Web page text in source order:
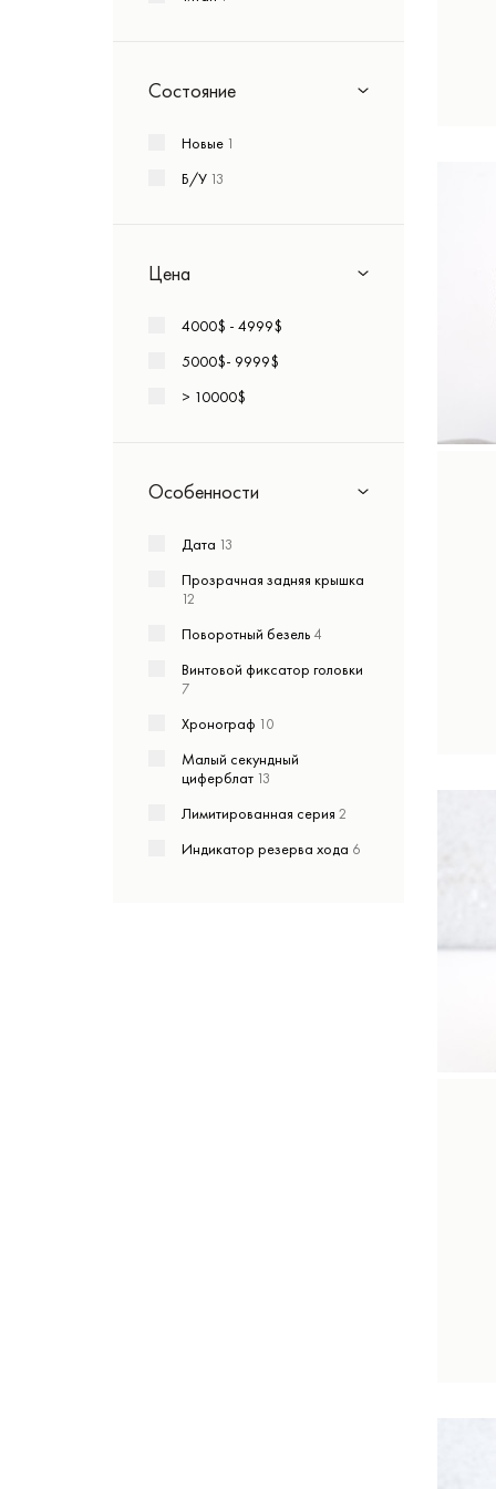
Vacheron Constantin
Состояние
Новые 1
Б/У 13
Цена
4000$ - 4999$
5000$- 9999$
> 10000$
Особенности
Дата 13
Прозрачная задняя крышка
12
Поворотный безель 4
Винтовой фиксатор головки
7
Хронограф 10
Малый секундный
циферблат 13
Лимитированная серия 2
Индикатор резерва хода 6